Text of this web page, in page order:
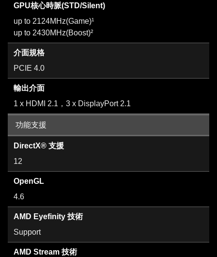
GPU核心時脈(STD/Silent)
up to 2124MHz(Game)¹
up to 2430MHz(Boost)²
介面規格
PCIE 4.0
輸出介面
1 x HDMI 2.1，3 x DisplayPort 2.1
功能支援
DirectX® 支援
12
OpenGL
4.6
AMD Eyefinity 技術
Support
AMD Stream 技術